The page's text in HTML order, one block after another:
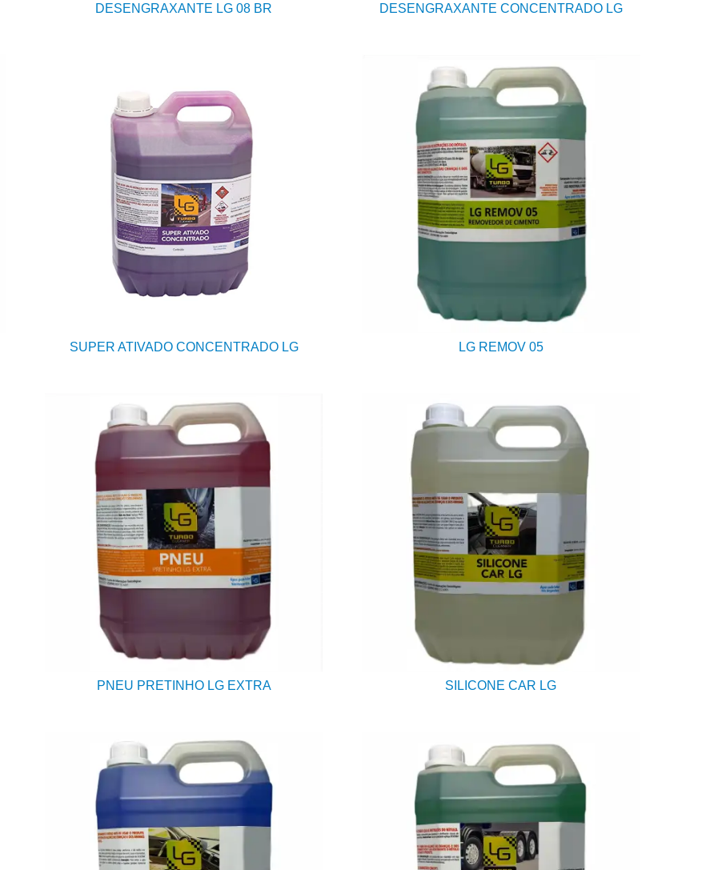
DESENGRAXANTE LG 08 BR DESENGRAXANTE CONCENTRADO LG
SUPER ATIVADO CONCENTRADO LG LG REMOV 05
PNEU PRETINHO LG EXTRA SILICONE CAR LG